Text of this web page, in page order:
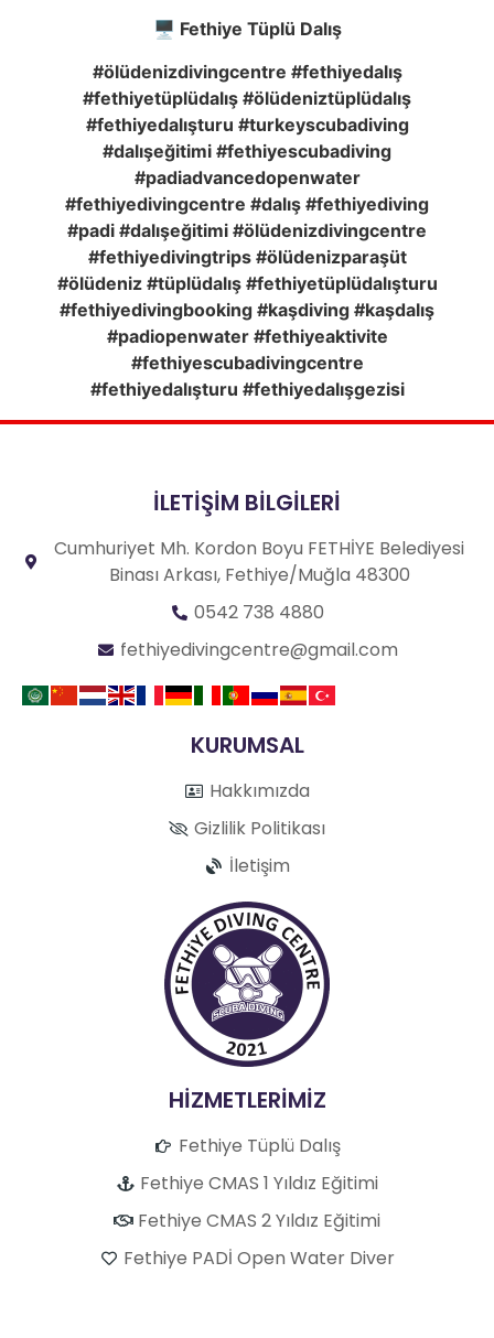
🖥️ Fethiye Tüplü Dalış
#ölüdenizdivingcentre #fethiyedalış
#fethiyetüplüdalış #ölüdeniztüplüdalış
#fethiyedalışturu #turkeyscubadiving
#dalışeğitimi #fethiyescubadiving
#padiadvancedopenwater
#fethiyedivingcentre #dalış #fethiyediving
#padi #dalışeğitimi #ölüdenizdivingcentre
#fethiyedivingtrips #ölüdenizparaşüt
#ölüdeniz #tüplüdalış #fethiyetüplüdalışturu
#fethiyedivingbooking #kaşdiving #kaşdalış
#padiopenwater #fethiyeaktivite
#fethiyescubadivingcentre
#fethiyedalışturu #fethiyedalışgezisi
İLETİŞİM BİLGİLERİ
Cumhuriyet Mh. Kordon Boyu FETHİYE Belediyesi
Binası Arkası, Fethiye/Muğla 48300
0542 738 4880
fethiyedivingcentre@gmail.com
KURUMSAL
Hakkımızda
Gizlilik Politikası
İletişim
HİZMETLERİMİZ
Fethiye Tüplü Dalış
Fethiye CMAS 1 Yıldız Eğitimi
Fethiye CMAS 2 Yıldız Eğitimi
Fethiye PADİ Open Water Diver